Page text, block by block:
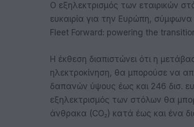
Ο εξηλεκτρισμός των εταιρικών
ευκαιρία για την Ευρώπη,
Fleet Forward: powering the
Η έκθεση διαπιστώνει ότι η
ηλεκτροκίνηση, θα μπορούσε να
δαπανών ύψους έως και 246 δισ.
εξηλεκτρισμός των στόλων θα
άνθρακα (CO₂) κατά έως και ένα